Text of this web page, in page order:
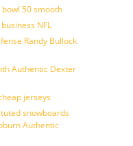
50 smooth
NFL
Randy Bullock
Authentic Dexter
jerseys
snowboards
Authentic